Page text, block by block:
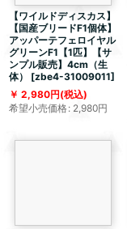
【ワイルドディスカス】
【国産ブリードF1個体】
アッパーテフェロイヤル
グリーンF1【1匹】【サ
ンプル販売】4cm（生
体）
[zbe4-31009011]
2,980円(税込)
希望小売価格: 2,980円